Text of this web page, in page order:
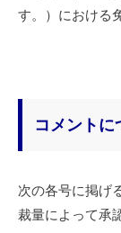
す。）における
コメントに
次の各号に掲げ
裁量によって承